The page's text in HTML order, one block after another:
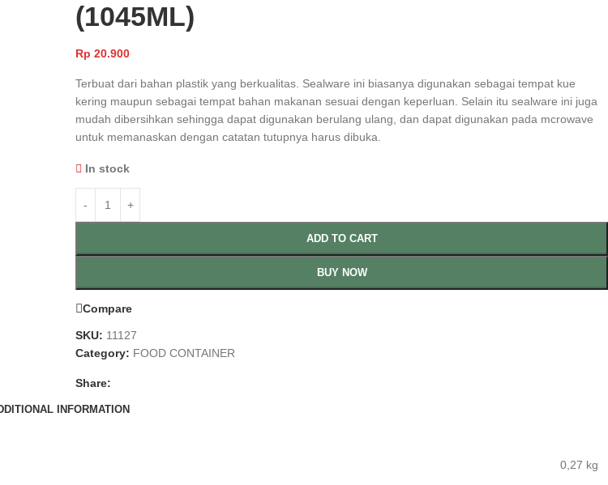
(1045ML)
Rp 20.900
Terbuat dari bahan plastik yang berkualitas. Sealware ini biasanya digunakan sebagai tempat kue
kering maupun sebagai tempat bahan makanan sesuai dengan keperluan. Selain itu sealware ini juga
mudah dibersihkan sehingga dapat digunakan berulang ulang, dan dapat digunakan pada mcrowave
untuk memanaskan dengan catatan tutupnya harus dibuka.
In stock
ADD TO CART
BUY NOW
Compare
SKU: 11127
Category: FOOD CONTAINER
Share:
INFORMATION
0,27 kg